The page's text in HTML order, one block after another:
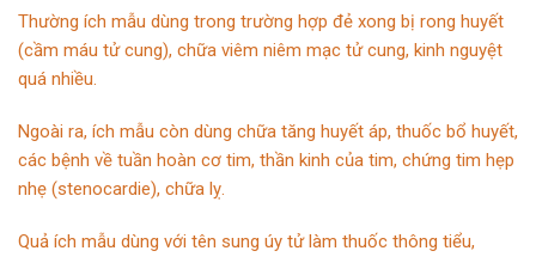
Thường ích mẫu dùng trong trường hợp đẻ xong bị rong huyết
(cầm máu tử cung), chữa viêm niêm mạc tử cung, kinh nguyệt
quá nhiều.
Ngoài ra, ích mẫu còn dùng chữa tăng huyết áp, thuốc bổ huyết,
các bệnh về tuần hoàn cơ tim, thần kinh của tim, chứng tim hẹp
nhẹ (stenocardie), chữa lỵ.
Quả ích mẫu dùng với tên sung úy tử làm thuốc thông tiểu,